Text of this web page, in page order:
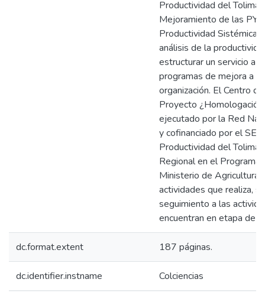
Productividad del Tolima
Mejoramiento de las
Productividad
análisis de la
estructurar un servicio a
programas de mejora a
organización. El Centro
Proyecto
ejecutado por la Red
y cofinanciado por el
Productividad del Tolima
Regional en el
Ministerio de Agricultura
actividades que realiza,
seguimiento a las
encuentran en etapa de
dc.format.extent 187 páginas.
dc.identifier.instname Colciencias